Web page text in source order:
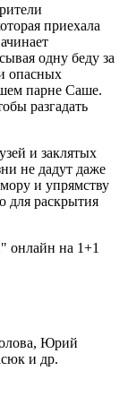
приехала
одну беду за
опасных
парне Саше.
разгадать
и заклятых
не дадут даже
и упрямству
для раскрытия
онлайн на 1+1
Юрий
и др.